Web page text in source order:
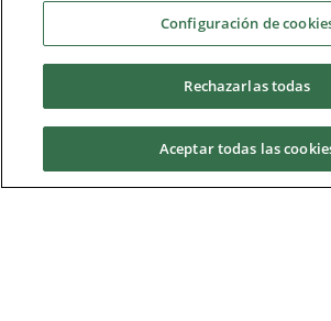
incluye el Certificado
Entrenamiento de la Fuerza: de la
Rehabilitación al Rendimiento,
profundizar en el conocimiento de
perfiles profesionales dentro de las
deporte.
Configuración de
Rechazarlas todas
Aceptar todas las